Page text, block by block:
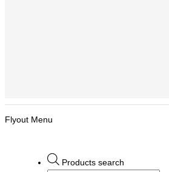
Flyout Menu
Products search